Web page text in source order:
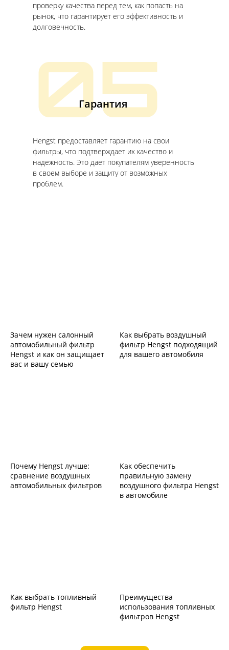
проверку качества перед тем, как попасть на
рынок, что гарантирует его эффективность и
долговечность.
05
Гарантия
Hengst предоставляет гарантию на свои
фильтры, что подтверждает их качество и
надежность. Это дает покупателям уверенность
в своем выборе и защиту от возможных
проблем.
Зачем нужен салонный
автомобильный фильтр
Hengst и как он защищает
вас и вашу семью
Как выбрать воздушный
фильтр Hengst подходящий
для вашего автомобиля
Почему Hengst лучше:
сравнение воздушных
автомобильных фильтров
Как обеспечить
правильную замену
воздушного фильтра Hengst
в автомобиле
Как выбрать топливный
фильтр Hengst
Преимущества
использования топливных
фильтров Hengst